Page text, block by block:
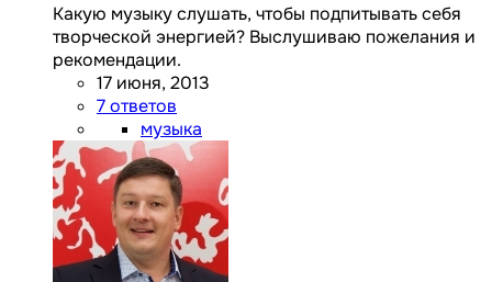
Какую музыку слушать, чтобы подпитывать себя
творческой энергией? Выслушиваю пожелания и
рекомендации.
17 июня, 2013
7 ответов
музыка